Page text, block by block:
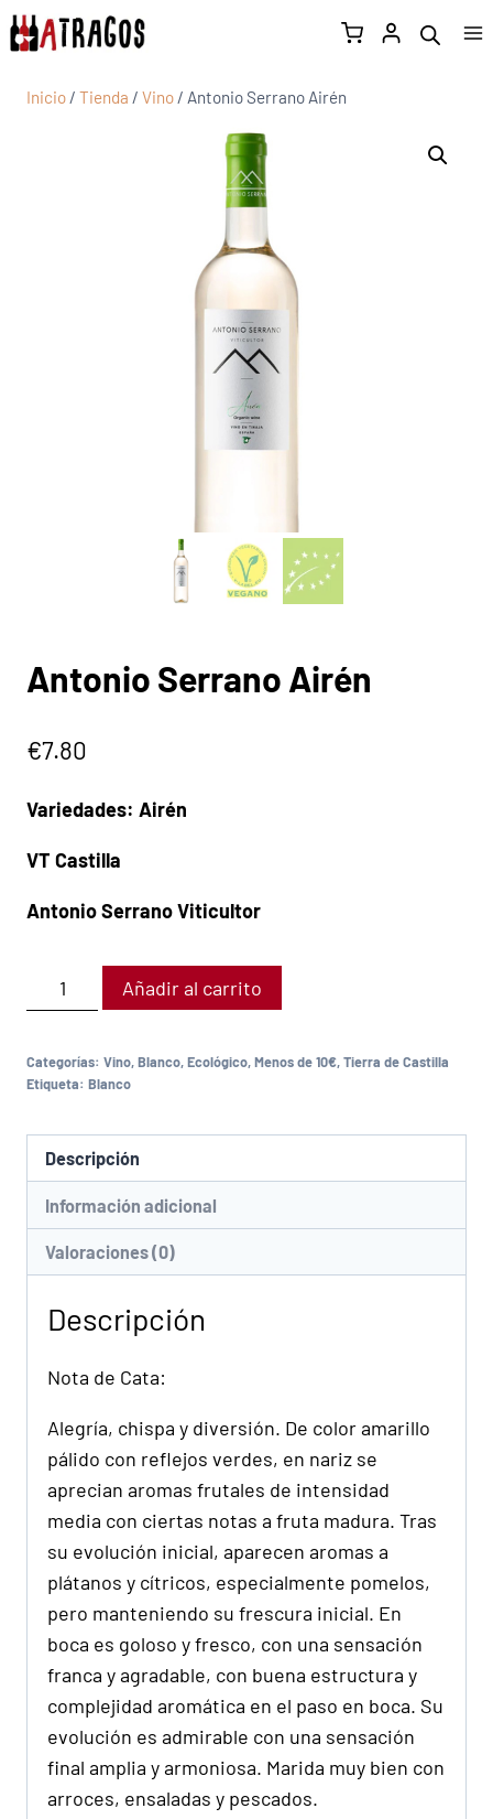
Inicio / Tienda / Vino / Antonio Serrano Airén
Antonio Serrano Airén
€7.80
Variedades: Airén
VT Castilla
Antonio Serrano Viticultor
Añadir al carrito
Categorías: Vino,Blanco,Ecológico,Menos de 10€,Tierra de Castilla
Etiqueta: Blanco
Descripción
Información adicional
Valoraciones (0)
Descripción
Nota de Cata:
Alegría, chispa y diversión. De color amarillo
pálido con reflejos verdes, en nariz se
aprecian aromas frutales de intensidad
media con ciertas notas a fruta madura. Tras
su evolución inicial, aparecen aromas a
plátanos y cítricos, especialmente pomelos,
pero manteniendo su frescura inicial. En
boca es goloso y fresco, con una sensación
franca y agradable, con buena estructura y
complejidad aromática en el paso en boca. Su
evolución es admirable con una sensación
final amplia y armoniosa. Marida muy bien con
arroces, ensaladas y pescados.